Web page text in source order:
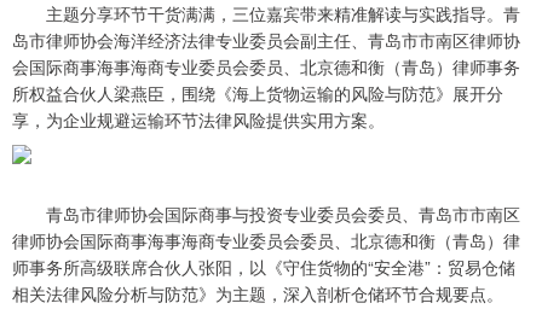
主题分享环节干货满满，三位嘉宾带来精准解读与实践指导。青
岛市律师协会海洋经济法律专业委员会副主任、青岛市市南区律师协
会国际商事海事海商专业委员会委员、北京德和衡（青岛）律师事务
所权益合伙人梁燕臣，围绕《海上货物运输的风险与防范》展开分
享，为企业规避运输环节法律风险提供实用方案。
青岛市律师协会国际商事与投资专业委员会委员、青岛市市南区
律师协会国际商事海事海商专业委员会委员、北京德和衡（青岛）律
师事务所高级联席合伙人张阳，以《守住货物的“安全港”：贸易仓储
相关法律风险分析与防范》为主题，深入剖析仓储环节合规要点。